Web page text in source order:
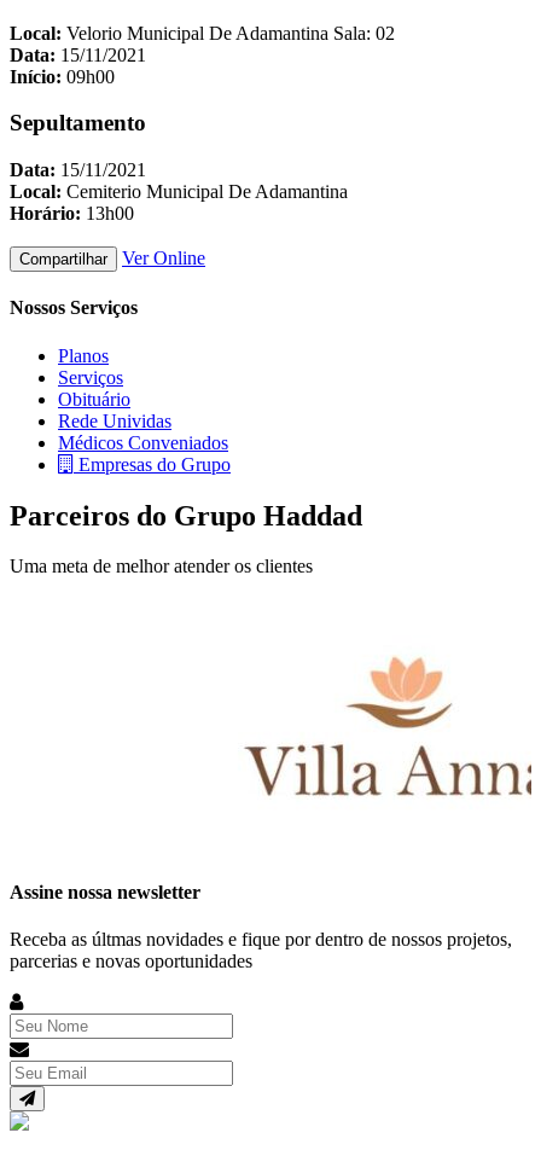
Local: Velorio Municipal De Adamantina Sala: 02
Data: 15/11/2021
Início: 09h00
Sepultamento
Data: 15/11/2021
Local: Cemiterio Municipal De Adamantina
Horário: 13h00
Compartilhar Ver Online
Nossos Serviços
Planos
Serviços
Obituário
Rede Unividas
Médicos Conveniados
Empresas do Grupo
Parceiros do Grupo Haddad
Uma meta de melhor atender os clientes
Assine nossa newsletter
Receba as últmas novidades e fique por dentro de nossos projetos,
parcerias e novas oportunidades